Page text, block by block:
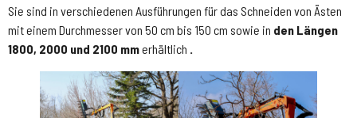
Sie sind in verschiedenen Ausführungen für das Schneiden von Ästen
mit einem Durchmesser von 50 cm bis 150 cm sowie in den Längen
1800, 2000 und 2100 mmerhältlich